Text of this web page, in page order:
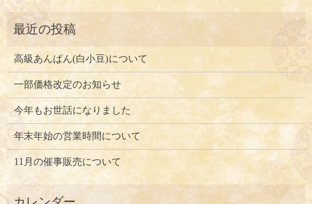
高級あんぱん(白小豆)について
一部価格改定のお知らせ
今年もお世話になりました
年末年始の営業時間について
11月の催事販売について